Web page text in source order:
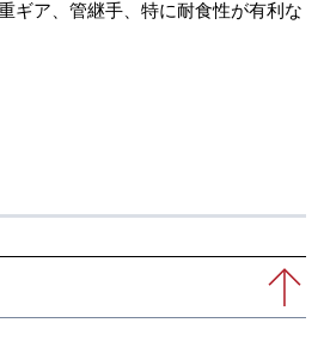
ギア、管継手、特に耐食性が有利な